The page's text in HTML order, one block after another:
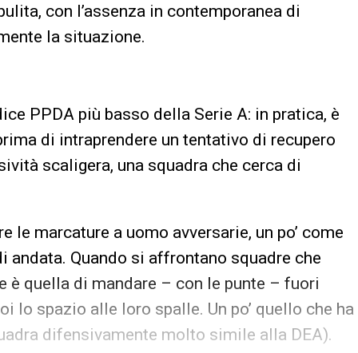
con l’assenza in contemporanea di
la situazione.
PPDA più basso della Serie A: in pratica, è
di intraprendere un tentativo di recupero
scaligera, una squadra che cerca di
le marcature a uomo avversarie, un po’ come
andata. Quando si affrontano squadre che
quella di mandare – con le punte – fuori
lo spazio alle loro spalle. Un po’ quello che ha
difensivamente molto simile alla DEA).